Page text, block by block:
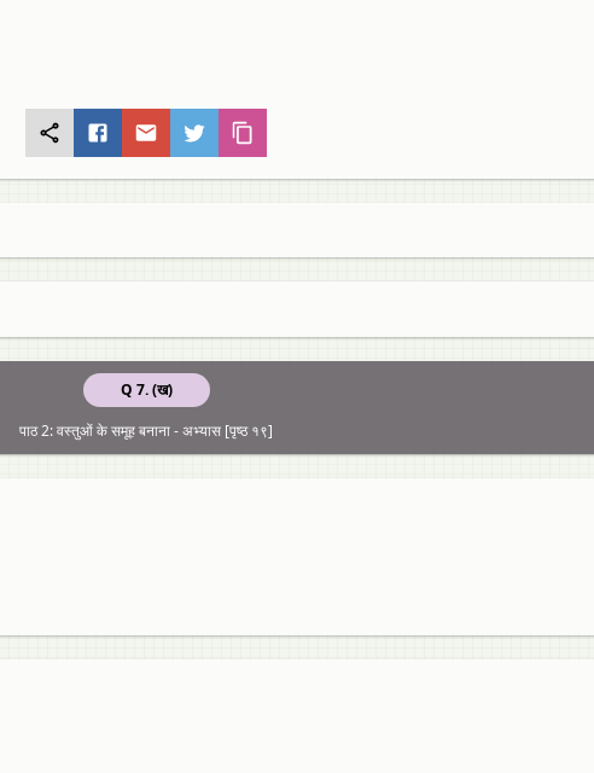
Q 7. (ख)
पाठ 2: वस्तुओं के समूह बनाना - अभ्यास [पृष्ठ १९]